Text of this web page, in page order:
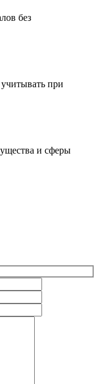
без
учитывать при
и сферы